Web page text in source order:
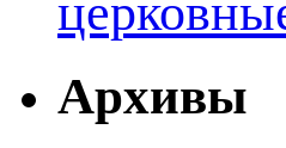
Архивы